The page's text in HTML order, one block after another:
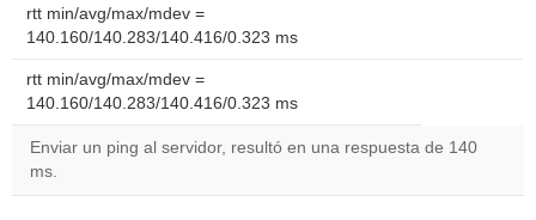
rtt min/avg/max/mdev =
140.160/140.283/140.416/0.323 ms
rtt min/avg/max/mdev =
140.160/140.283/140.416/0.323 ms
Enviar un ping al servidor, resultó en una respuesta de 140
ms.